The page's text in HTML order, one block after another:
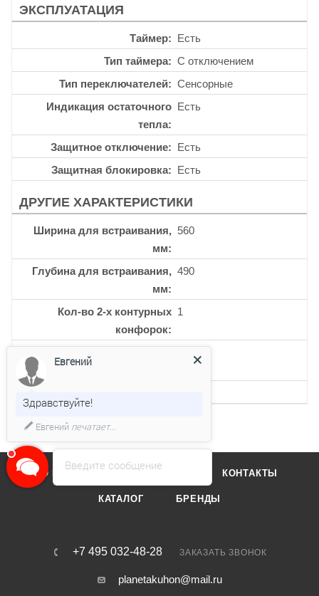
ЭКСПЛУАТАЦИЯ
Таймер
Есть
Тип таймера
С отключением
Тип переключателей
Сенсорные
Индикация остаточного
тепла
Есть
Защитное отключение
Есть
Защитная блокировка
Есть
ДРУГИЕ ХАРАКТЕРИСТИКИ
Ширина для встраивания,
мм
560
Глубина для встраивания,
мм
490
Кол-во 2-х контурных
конфорок
1
О КОМПАНИИ КОНТАКТЫ
КАТАЛОГ БРЕНДЫ
+7 495 032-48-28 ЗАКАЗАТЬ ЗВОНОК
planetakuhon@mail.ru
Введите сообщение
Евгений
Здравствуйте!
Евгенийпечатает...